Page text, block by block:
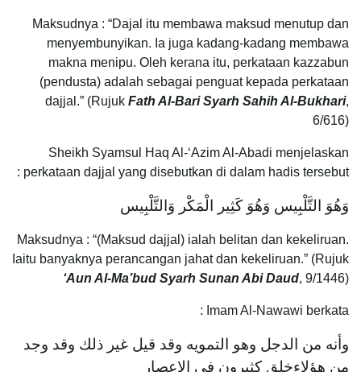
Maksudnya : “Dajal itu membawa maksud menutup dan
menyembunyikan. Ia juga kadang-kadang membawa
makna menipu. Oleh kerana itu, perkataan kazzabun
(pendusta) adalah sebagai penguat kepada perkataan
dajjal.” (Rujuk Fath Al-Bari Syarh Sahih Al-Bukhari,
6/616)
Sheikh Syamsul Haq Al-‘Azim Al-Abadi menjelaskan
perkataan dajjal yang disebutkan di dalam hadis tersebut :
وَهُوَ التَّلْبِيس وَهُوَ كَثِير الْمَكْر وَالتَّلْبِيس
Maksudnya : “(Maksud dajjal) ialah belitan dan kekeliruan.
Iaitu banyaknya perancangan jahat dan kekeliruan.” (Rujuk
‘Aun Al-Ma’bud Syarh Sunan Abi Daud, 9/1446)
Imam Al-Nawawi berkata :
وأنه من الدجل وهو التمويه وقد قيل غير ذلك وقد وجد
من هؤلاءخلق كثيرون فى الاعصار